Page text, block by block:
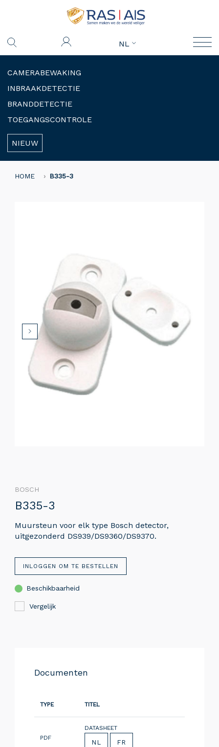
NL
CAMERABEWAKING
INBRAAKDETECTIE
BRANDDETECTIE
TOEGANGSCONTROLE
NIEUW
HOME B335-3
BOSCH
B335-3
Muursteun voor elk type Bosch detector,
uitgezonderd DS939/DS9360/DS9370.
INLOGGEN OM TE BESTELLEN
Beschikbaarheid
Vergelijk
Documenten
TYPE TITEL
PDF
DATASHEET
NL FR